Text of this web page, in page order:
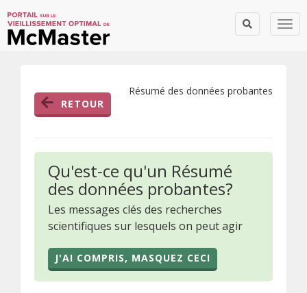
RETOUR
Résumé des données probantes
Qu'est-ce qu'un Résumé
des données probantes?
Les messages clés des recherches
scientifiques sur lesquels on peut agir
J'AI COMPRIS, MASQUEZ CECI